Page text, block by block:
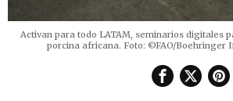
Activan para todo LATAM, seminarios digitales
porcina africana. Foto: ©FAO/Boehringer